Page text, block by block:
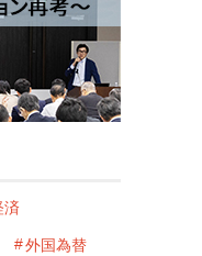
済
外国為替